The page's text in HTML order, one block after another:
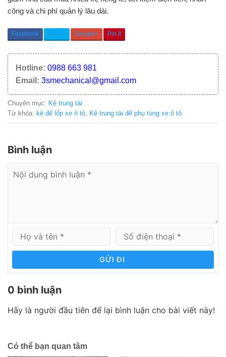
công và chi phí quản lý lâu dài.
Facebook Twitter Google+ Pin It
Hotline: 0988 663 981
Email: 3smechanical@gmail.com
Chuyên mục: Kệ trung tải
Từ khóa: kệ để lốp xe ô tô, Kệ trung tải để phụ tùng xe ô tô.
Bình luận
GỬI ĐI
0 bình luận
Hãy là người đầu tiên để lại bình luận cho bài viết này!
Có thể bạn quan tâm